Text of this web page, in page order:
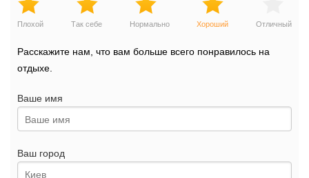
Плохой Так себе Нормально Хороший Отличный
Расскажите нам, что вам больше всего понравилось на
отдыхе.
Ваше имя
Ваш город